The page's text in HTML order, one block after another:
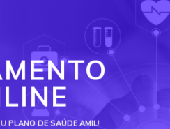
PLANO DE SAÚDE AMIL!